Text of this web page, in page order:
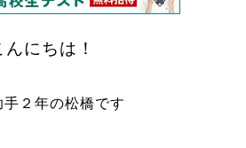
んにちは！
手２年の松橋です